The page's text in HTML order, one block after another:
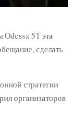
5T эта
сделать
стратегии
организаторов